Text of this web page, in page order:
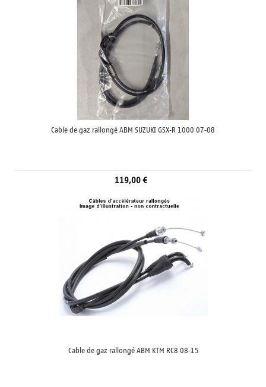
Cable de gaz rallongé ABM SUZUKI GSX-R 1000 07-08
119,00 €
Cable de gaz rallongé ABM KTM RC8 08-15